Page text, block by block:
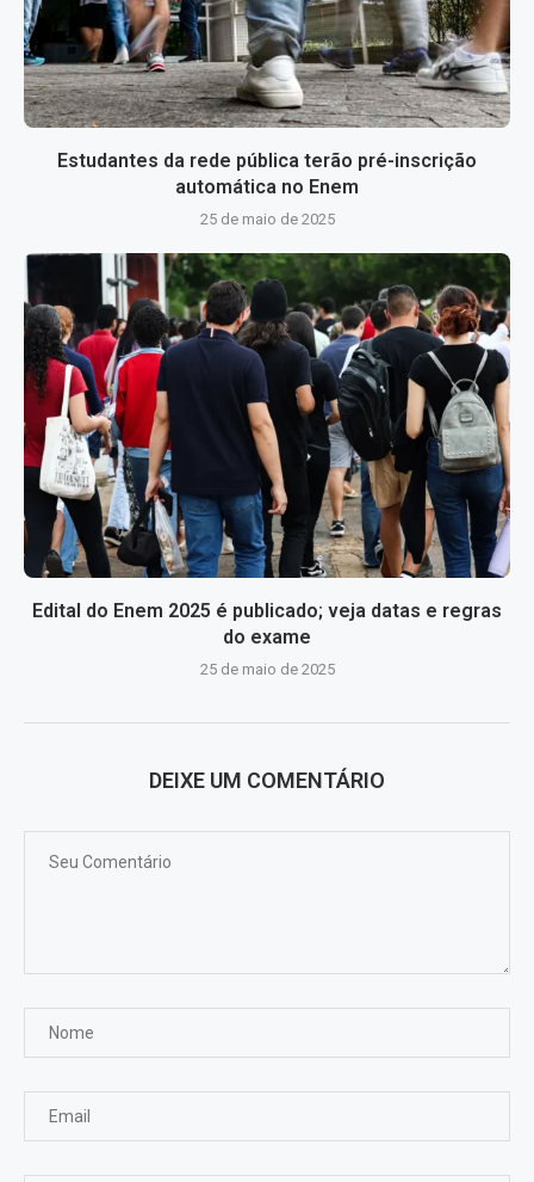
Estudantes da rede pública terão pré-inscrição
automática no Enem
25 de maio de 2025
Edital do Enem 2025 é publicado; veja datas e regras
do exame
25 de maio de 2025
DEIXE UM COMENTÁRIO